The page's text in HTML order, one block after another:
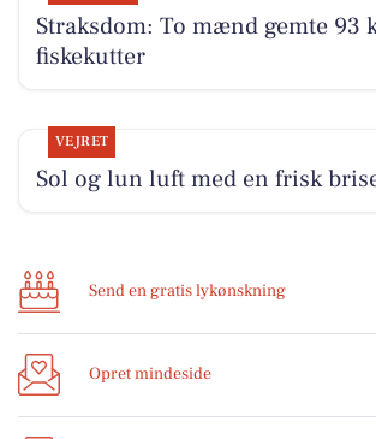
Straksdom: To mænd gemte 93
fiskekutter
VEJRET
Sol og lun luft med en frisk
Send en gratis lykønskning
Opret mindeside